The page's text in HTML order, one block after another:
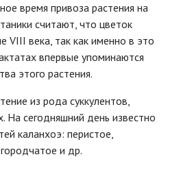
время привоза растения на
считают, что цветок
VIII века, так как именно в это
впервые упоминаются
этого растения.
из рода суккулентов,
На сегодняшний день известно
каланхоэ: перистое,
и др.